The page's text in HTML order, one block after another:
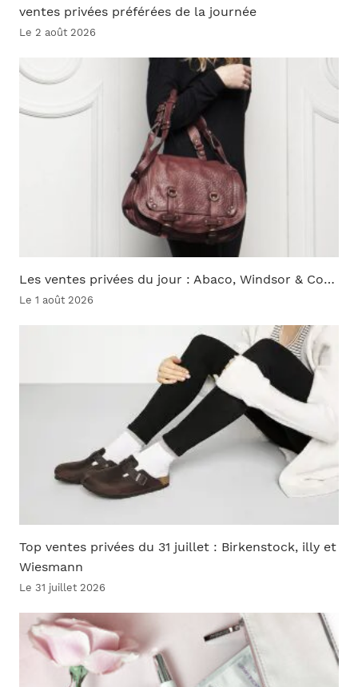
ventes privées préférées de la journée
Le 2 août 2026
Les ventes privées du jour : Abaco, Windsor & Co…
Le 1 août 2026
Top ventes privées du 31 juillet : Birkenstock, illy et
Wiesmann
Le 31 juillet 2026